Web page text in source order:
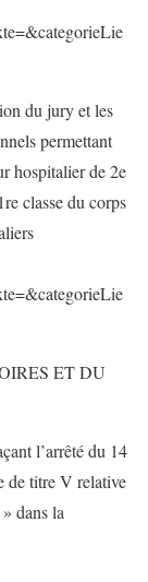
du jury et les
permettant
hospitalier de 2e
classe du corps
ET DU
l’arrêté du 14
de titre V relative
dans la